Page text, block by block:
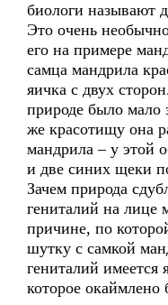
биологи называют
Это очень
его на примере
самца мандрила
яичка с двух
природе было мало
же красотищу она
мандрила – у этой
и две синих щеки
Зачем природа
гениталий на лице
причине, по
шутку с самкой
гениталий имеется
которое